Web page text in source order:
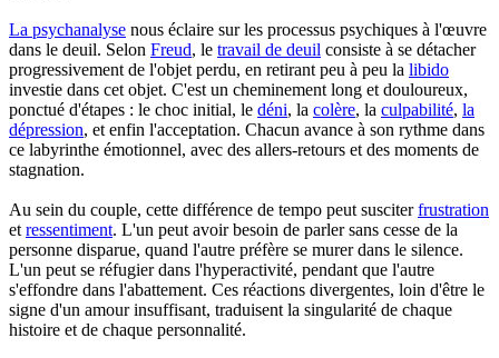
La psychanalyse nous éclaire sur les processus psychiques à l'œuvre
dans le deuil. Selon Freud, le travail de deuil consiste à se détacher
progressivement de l'objet perdu, en retirant peu à peu la libido
investie dans cet objet. C'est un cheminement long et douloureux,
ponctué d'étapes : le choc initial, le déni, la colère, la culpabilité, la
dépression, et enfin l'acceptation. Chacun avance à son rythme dans
ce labyrinthe émotionnel, avec des allers-retours et des moments de
stagnation.
Au sein du couple, cette différence de tempo peut susciterfrustration
et ressentiment. L'un peut avoir besoin de parler sans cesse de la
personne disparue, quand l'autre préfère se murer dans le silence.
L'un peut se réfugier dans l'hyperactivité, pendant que l'autre
s'effondre dans l'abattement. Ces réactions divergentes, loin d'être le
signe d'un amour insuffisant, traduisent la singularité de chaque
histoire et de chaque personnalité.